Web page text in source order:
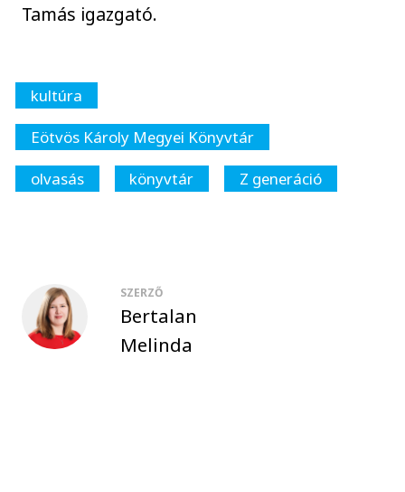
Tamás igazgató.
kultúra
Eötvös Károly Megyei Könyvtár
olvasás
könyvtár Z generáció
SZERZŐ
Bertalan
Melinda